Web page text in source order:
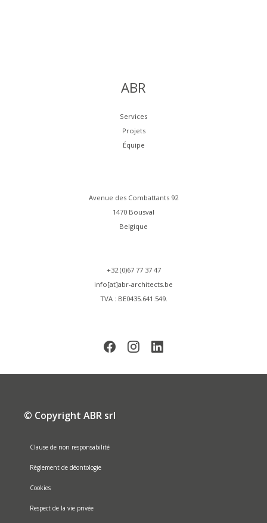
ABR
Services
Projets
Équipe
Avenue des Combattants 92
1470 Bousval
Belgique
+32 (0)67 77 37 47
info[at]abr-architects.be
TVA : BE0435.641.549.
© Copyright ABR srl
Clause de non responsabilité
Règlement de déontologie
Cookies
Respect de la vie privée